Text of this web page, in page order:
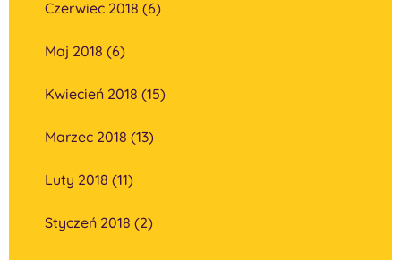
Czerwiec 2018 (6)
Maj 2018 (6)
Kwiecień 2018 (15)
Marzec 2018 (13)
Luty 2018 (11)
Styczeń 2018 (2)